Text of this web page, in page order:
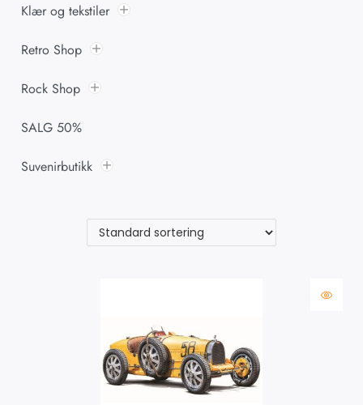
Klær og tekstiler
Retro Shop
Rock Shop
SALG 50%
Suvenirbutikk